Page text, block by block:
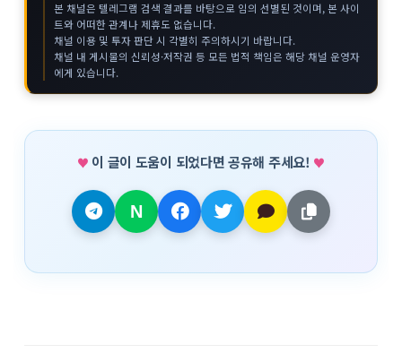
본 채널은 텔레그램 검색 결과를 바탕으로 임의 선별된 것이며, 본 사이
트와 어떠한 관계나 제휴도 없습니다.
채널 이용 및 투자 판단 시 각별히 주의하시기 바랍니다.
채널 내 게시물의 신뢰성·저작권 등 모든 법적 책임은 해당 채널 운영자
에게 있습니다.
이 글이 도움이 되었다면 공유해 주세요!